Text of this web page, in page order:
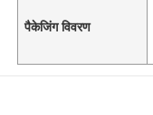
पैकेजिंग विवरण